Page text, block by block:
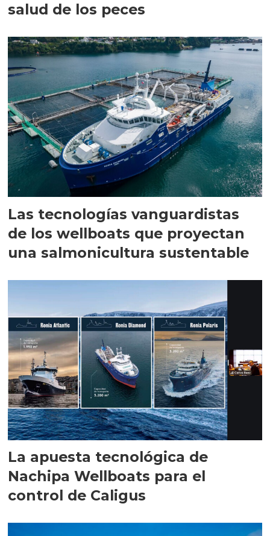
salud de los peces
Las tecnologías vanguardistas
de los wellboats que proyectan
una salmonicultura sustentable
La apuesta tecnológica de
Nachipa Wellboats para el
control de Caligus